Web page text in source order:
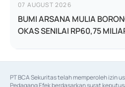
07 AUGUST 2026
BUMI ARSANA MULIA
OKAS SENILAI RP60,75
PT BCA Sekuritas telah memperoleh izin
Pedagang Efek berdasarkan surat